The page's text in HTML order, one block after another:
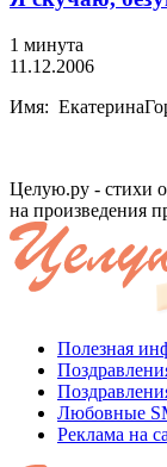
1 минута
11.12.2006
Имя:
Целую.ру - стихи
на произведения
Полезная
Любовные
Реклама на